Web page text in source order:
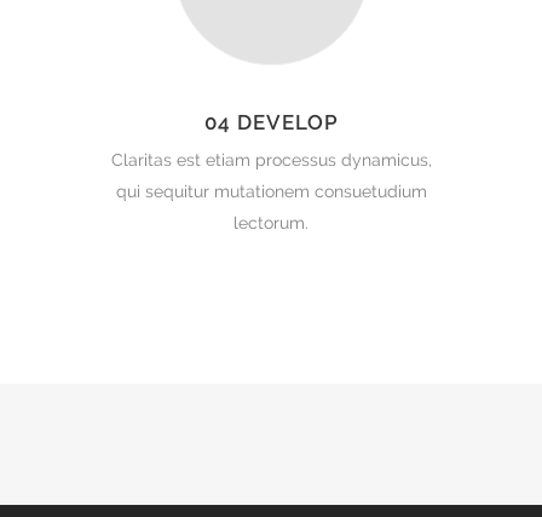
04 DEVELOP
Claritas est etiam processus dynamicus,
qui sequitur mutationem consuetudium
lectorum.